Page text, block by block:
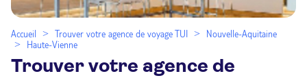
Accueil Trouver votre agence de voyage TUI
Nouvelle-Aquitaine
Haute-Vienne
Trouver votre agence de